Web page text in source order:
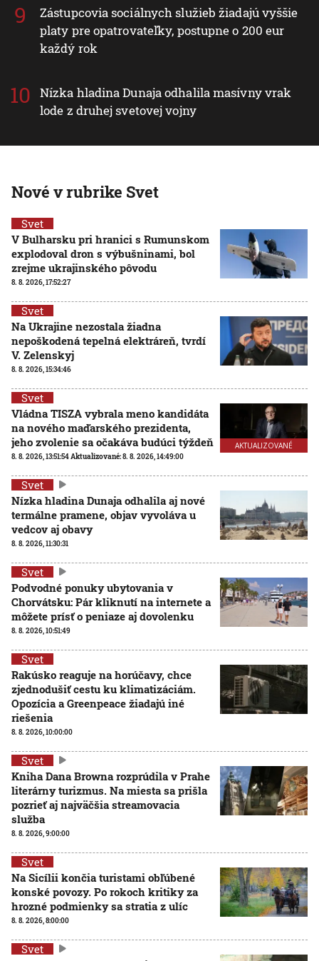
Zástupcovia sociálnych služieb žiadajú vyššie
platy pre opatrovateľky, postupne o 200 eur
každý rok
Nízka hladina Dunaja odhalila masívny vrak
lode z druhej svetovej vojny
Nové v rubrike Svet
Svet
V Bulharsku pri hranici s Rumunskom
explodoval dron s výbušninami, bol
zrejme ukrajinského pôvodu
8. 8. 2026, 17:52:27
Svet
Na Ukrajine nezostala žiadna
nepoškodená tepelná elektráreň, tvrdí
V. Zelenskyj
8. 8. 2026, 15:34:46
AKTUALIZOVANÉ
Svet
Vládna TISZA vybrala meno kandidáta
na nového maďarského prezidenta,
jeho zvolenie sa očakáva budúci týždeň
8. 8. 2026, 13:51:54Aktualizované:8. 8. 2026, 14:49:00
Svet
Nízka hladina Dunaja odhalila aj nové
termálne pramene, objav vyvoláva u
vedcov aj obavy
8. 8. 2026, 11:30:31
Svet
Podvodné ponuky ubytovania v
Chorvátsku: Pár kliknutí na internete a
môžete prísť o peniaze aj dovolenku
8. 8. 2026, 10:51:49
Svet
Rakúsko reaguje na horúčavy, chce
zjednodušiť cestu ku klimatizáciám.
Opozícia a Greenpeace žiadajú iné
riešenia
8. 8. 2026, 10:00:00
Svet
Kniha Dana Browna rozprúdila v Prahe
literárny turizmus. Na miesta sa prišla
pozrieť aj najväčšia streamovacia
služba
8. 8. 2026, 9:00:00
Svet
Na Sicílii končia turistami obľúbené
konské povozy. Po rokoch kritiky za
hrozné podmienky sa stratia z ulíc
8. 8. 2026, 8:00:00
Svet